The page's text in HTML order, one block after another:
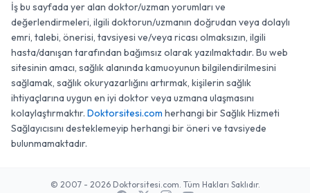
İş bu sayfada yer alan doktor/uzman yorumları ve
değerlendirmeleri, ilgili doktorun/uzmanın doğrudan veya dolaylı
emri, talebi, önerisi, tavsiyesi ve/veya ricası olmaksızın, ilgili
hasta/danışan tarafından bağımsız olarak yazılmaktadır. Bu web
sitesinin amacı, sağlık alanında kamuoyunun bilgilendirilmesini
sağlamak, sağlık okuryazarlığını artırmak, kişilerin sağlık
ihtiyaçlarına uygun en iyi doktor veya uzmana ulaşmasını
kolaylaştırmaktır. Doktorsitesi.com herhangi bir Sağlık Hizmeti
Sağlayıcısını desteklemeyip herhangi bir öneri ve tavsiyede
bulunmamaktadır.
© 2007 - 2026 Doktorsitesi.com. Tüm Hakları Saklıdır.